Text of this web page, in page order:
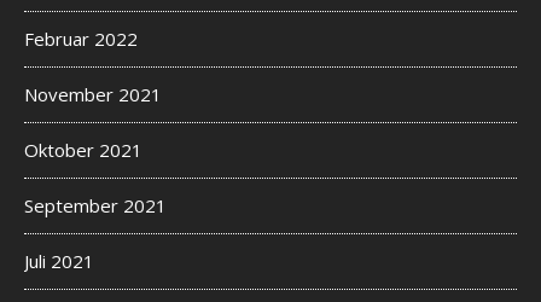
Februar 2022
November 2021
Oktober 2021
September 2021
Juli 2021